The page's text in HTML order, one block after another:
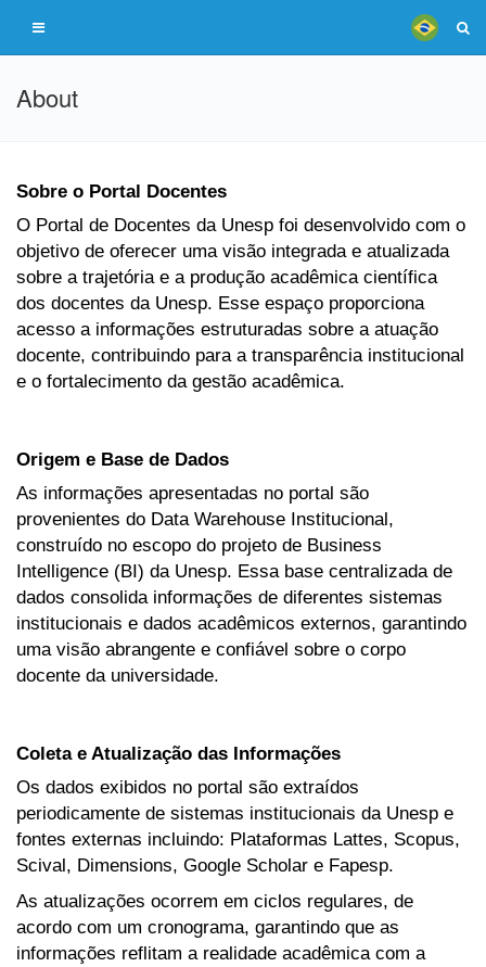
About
Sobre o Portal Docentes
O Portal de Docentes da Unesp foi desenvolvido com o
objetivo de oferecer uma visão integrada e atualizada
sobre a trajetória e a produção acadêmica científica
dos docentes da Unesp. Esse espaço proporciona
acesso a informações estruturadas sobre a atuação
docente, contribuindo para a transparência institucional
e o fortalecimento da gestão acadêmica.
Origem e Base de Dados
As informações apresentadas no portal são
provenientes do Data Warehouse Institucional,
construído no escopo do projeto de Business
Intelligence (BI) da Unesp. Essa base centralizada de
dados consolida informações de diferentes sistemas
institucionais e dados acadêmicos externos, garantindo
uma visão abrangente e confiável sobre o corpo
docente da universidade.
Coleta e Atualização das Informações
Os dados exibidos no portal são extraídos
periodicamente de sistemas institucionais da Unesp e
fontes externas incluindo: Plataformas Lattes, Scopus,
Scival, Dimensions, Google Scholar e Fapesp.
As atualizações ocorrem em ciclos regulares, de
acordo com um cronograma, garantindo que as
informações reflitam a realidade acadêmica com a